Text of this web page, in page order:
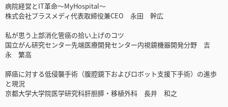
病院経営とIT革命～MyHospital～
株式会社プラスメディ代表取締役兼CEO 永田 幹広
私が思う上部消化管癌の拾い上げのコツ
国立がん研究センター先端医療開発センター内視鏡機器開発分野 吉
永 繁高
膵癌に対する低侵襲手術（腹腔鏡下およびロボット支援下手術）の進歩
と現況
京都大学大学院医学研究科肝胆膵・移植外科 長井 和之